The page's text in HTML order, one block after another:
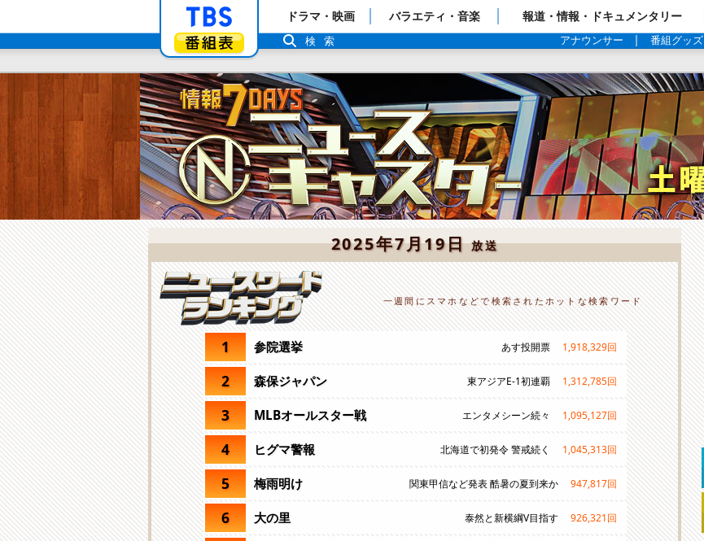
「TBSテレビ」トップページ
番組表
ドラマ・映画 バラエティ・音楽 報道・情報・ドキュメンタリー
アナウンサー 番組グッズ
検索
2025年7月19日放送
一週間にスマホなどで検索されたホットな検索ワード
1 参院選挙 あす投開票 1,918,329回
2 森保ジャパン 東アジアE-1初連覇 1,312,785回
3 MLBオールスター戦 エンタメシーン続々 1,095,127回
4 ヒグマ警報 北海道で初発令 警戒続く 1,045,313回
5 梅雨明け 関東甲信など発表 酷暑の夏到来か 947,817回
6 大の里 泰然と新横綱V目指す 926,321回